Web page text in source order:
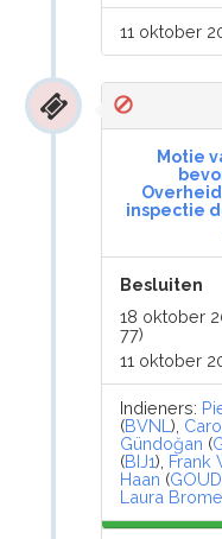
11 oktober
Motie
inspectie
Besluiten
18 oktober
77)
11 oktober
Indieners:
(BVNL),
Gündoğan (
(BIJ1), Frank
Haan (GOUD
Laura